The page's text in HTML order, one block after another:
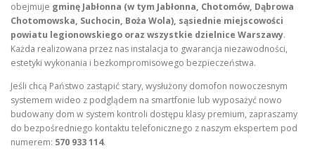
obejmuje gminę Jabłonna (w tym Jabłonna, Chotomów, Dąbrowa
Chotomowska, Suchocin, Boża Wola), sąsiednie miejscowości
powiatu legionowskiego oraz wszystkie dzielnice Warszawy.
Każda realizowana przez nas instalacja to gwarancja niezawodności,
estetyki wykonania i bezkompromisowego bezpieczeństwa.
Jeśli chcą Państwo zastąpić stary, wysłużony domofon nowoczesnym
systemem wideo z podglądem na smartfonie lub wyposażyć nowo
budowany dom w system kontroli dostępu klasy premium, zapraszamy
do bezpośredniego kontaktu telefonicznego z naszym ekspertem pod
numerem: 570 933 114.